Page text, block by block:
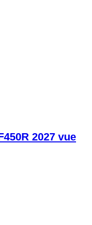
2027 vue